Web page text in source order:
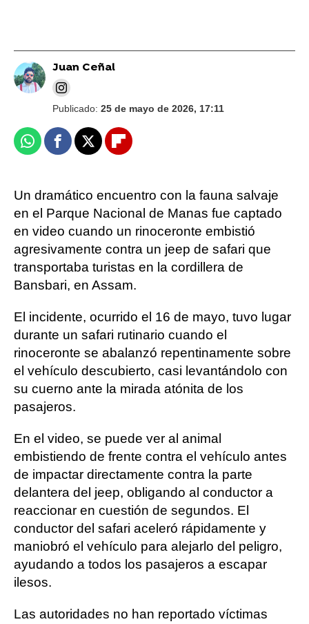
Juan Ceñal
Publicado: 25 de mayo de 2026, 17:11
WhatsappFacebook
X Flipboard
Un dramático encuentro con la fauna salvaje
en el Parque Nacional de Manas fue captado
en video cuando un rinoceronte embistió
agresivamente contra un jeep de safari que
transportaba turistas en la cordillera de
Bansbari, en Assam.
El incidente, ocurrido el 16 de mayo, tuvo lugar
durante un safari rutinario cuando el
rinoceronte se abalanzó repentinamente sobre
el vehículo descubierto, casi levantándolo con
su cuerno ante la mirada atónita de los
pasajeros.
En el video, se puede ver al animal
embistiendo de frente contra el vehículo antes
de impactar directamente contra la parte
delantera del jeep, obligando al conductor a
reaccionar en cuestión de segundos. El
conductor del safari aceleró rápidamente y
maniobró el vehículo para alejarlo del peligro,
ayudando a todos los pasajeros a escapar
ilesos.
Las autoridades no han reportado víctimas